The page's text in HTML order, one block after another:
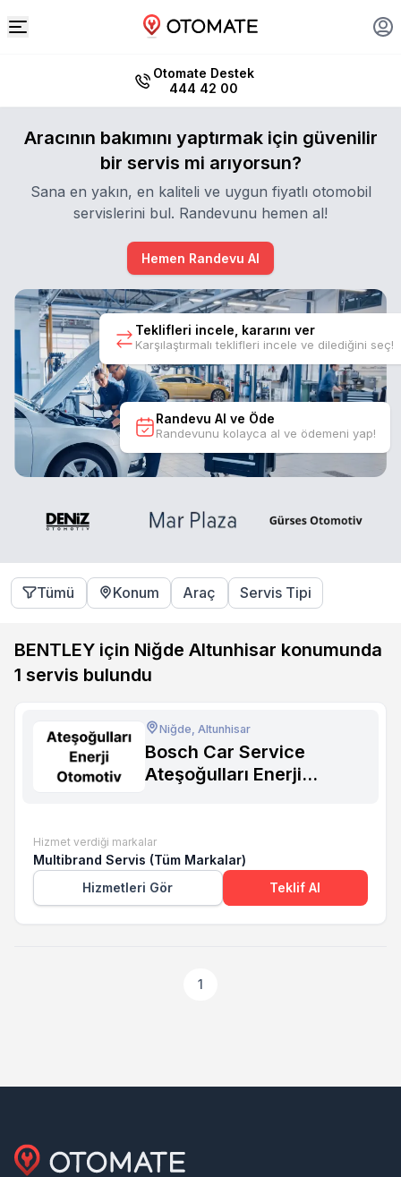
Otomate Destek
444 42 00
Aracının bakımını yaptırmak için güvenilir
bir servis mi arıyorsun?
Sana en yakın, en kaliteli ve uygun fiyatlı otomobil
servislerini bul. Randevunu hemen al!
Hemen Randevu Al
Teklifleri incele, kararını ver
Karşılaştırmalı teklifleri incele ve dilediğini seç!
Randevu Al ve Öde
Randevunu kolayca al ve ödemeni yap!
Tümü Konum Araç Servis Tipi
BENTLEY için Niğde Altunhisar konumunda
1 servis bulundu
Niğde, Altunhisar
Bosch Car Service
Ateşoğulları Enerji
Hizmet verdiği markalar
Multibrand Servis (Tüm Markalar)
Hizmetleri Gör
Teklif Al
1